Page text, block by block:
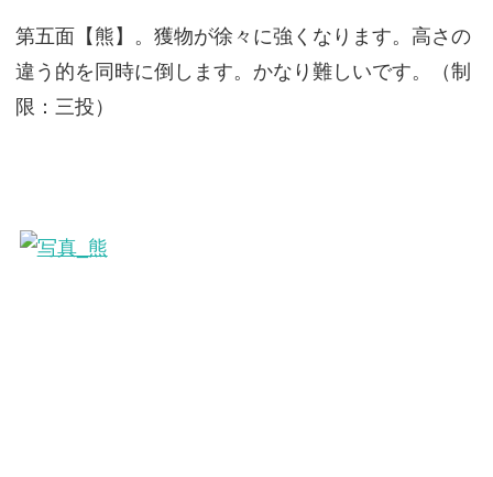
第五面【熊】。獲物が徐々に強くなります。高さの
違う的を同時に倒します。かなり難しいです。（制
限：三投）